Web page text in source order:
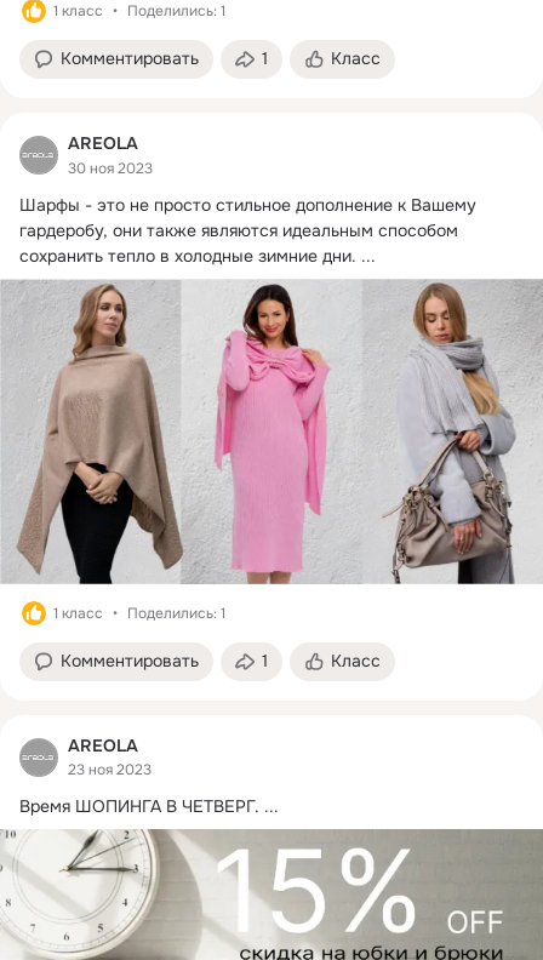
1 класс Поделились: 1
Комментировать 1 Класс
AREOLA
30 ноя 2023
Шарфы - это не просто стильное дополнение к Вашему
гардеробу, они также являются идеальным способом
сохранить тепло в холодные зимние дни. ...
1 класс Поделились: 1
Комментировать 1 Класс
AREOLA
23 ноя 2023
Время ШОПИНГА В ЧЕТВЕРГ. ...